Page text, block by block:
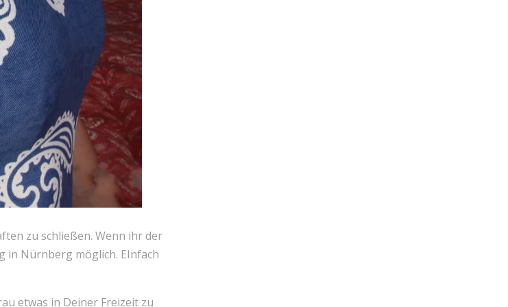
zu schließen. Wenn ihr der
in Nürnberg möglich. EInfach
etwas in Deiner Freizeit zu